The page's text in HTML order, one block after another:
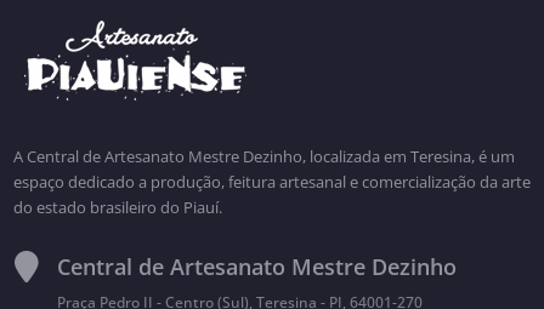
A Central de Artesanato Mestre Dezinho, localizada em Teresina, é um
espaço dedicado a produção, feitura artesanal e comercialização da arte
do estado brasileiro do Piauí.
Central de Artesanato Mestre Dezinho
Praça Pedro II - Centro (Sul), Teresina - PI, 64001-270